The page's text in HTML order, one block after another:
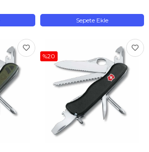
Sepete Ekle
%20